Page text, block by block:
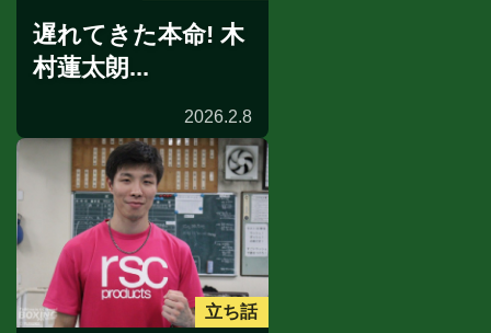
遅れてきた本命! 木
村蓮太朗...
2026.2.8
立ち話